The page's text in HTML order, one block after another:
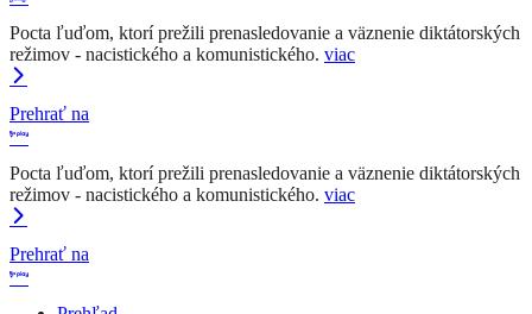
Pocta ľuďom, ktorí prežili prenasledovanie a väznenie diktátorských
režimov - nacistického a komunistického. viac
Prehrať na
Pocta ľuďom, ktorí prežili prenasledovanie a väznenie diktátorských
režimov - nacistického a komunistického. viac
Prehrať na